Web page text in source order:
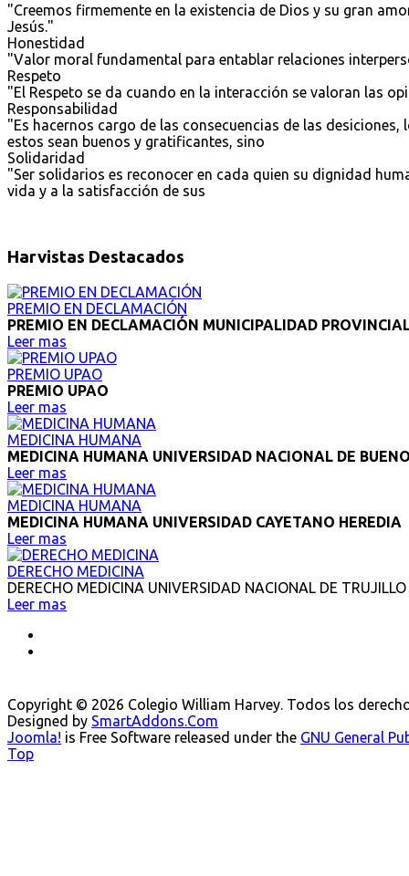
"Creemos firmemente en la existencia de Dios y su gran
Jesús."
Honestidad
"Valor moral fundamental para entablar relaciones
Respeto
"El Respeto se da cuando en la interacción se valoran las
Responsabilidad
"Es hacernos cargo de las consecuencias de las
estos sean buenos y gratificantes, sino
Solidaridad
"Ser solidarios es reconocer en cada quien su dignidad
vida y a la satisfacción de sus
Harvistas Destacados
PREMIO EN DECLAMACIÓN
PREMIO EN DECLAMACIÓN MUNICIPALIDAD
Leer mas
PREMIO UPAO
PREMIO UPAO
Leer mas
MEDICINA HUMANA
MEDICINA HUMANA UNIVERSIDAD NACIONAL DE
Leer mas
MEDICINA HUMANA
MEDICINA HUMANA UNIVERSIDAD CAYETANO HEREDIA
Leer mas
DERECHO MEDICINA
DERECHO MEDICINA UNIVERSIDAD NACIONAL DE TRUJILLO
Leer mas
Copyright © 2026 Colegio William Harvey. Todos los
Designed by SmartAddons.Com
Joomla! is Free Software released under the GNU General
Top